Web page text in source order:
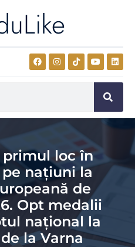
primul loc în
națiuni la
de
Opt medalii
național la
la Varna